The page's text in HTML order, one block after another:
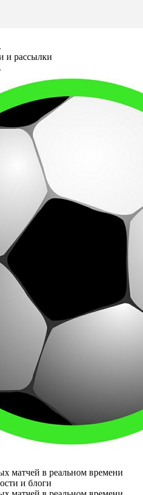
и рассылки
матчей в реальном времени
и блоги